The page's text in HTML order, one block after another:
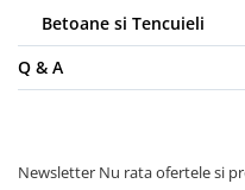
Solbancuri / Pervaze
Termosistem Decorativ
Brâuri Decorative
Plinte
Betoane si Tencuieli
Q & A
Newsletter Nu rata ofertele si